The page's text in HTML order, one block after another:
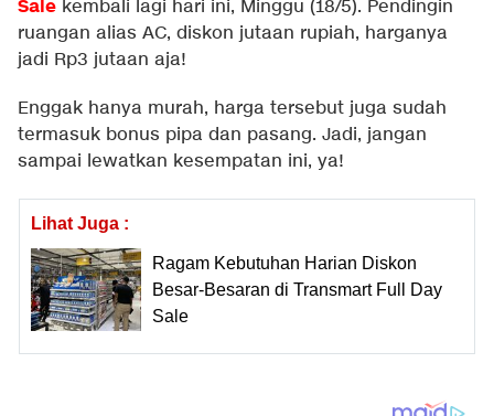
Sale kembali lagi hari ini, Minggu (18/5). Pendingin
ruangan alias AC, diskon jutaan rupiah, harganya
jadi Rp3 jutaan aja!
Enggak hanya murah, harga tersebut juga sudah
termasuk bonus pipa dan pasang. Jadi, jangan
sampai lewatkan kesempatan ini, ya!
Lihat Juga :
Ragam Kebutuhan Harian Diskon
Besar-Besaran di Transmart Full Day
Sale